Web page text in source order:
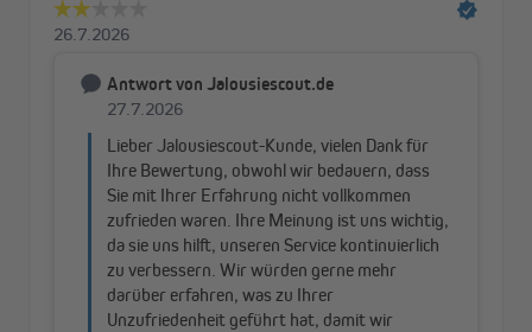
Mühelose Montage ohne Bohren
Die Befestigung des Pure Sichtschutzes erfolgt mit
Klemmhaltern direkt am Fensterrahmen. Die Halter sind im
Lieferumfang enthalten. Sie eignen sich für eine
Fensterflügelstärke von 15 bis 26 mm.